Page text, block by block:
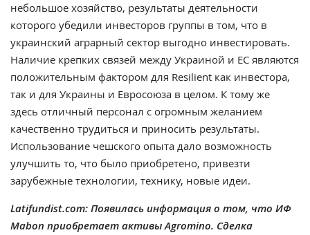
небольшое хозяйство, результаты деятельности
которого убедили инвесторов группы в том, что в
украинский аграрный сектор выгодно инвестировать.
Наличие крепких связей между Украиной и ЕС являются
положительным фактором для Resilient как инвестора,
так и для Украины и Евросоюза в целом. К тому же
здесь отличный персонал с огромным желанием
качественно трудиться и приносить результаты.
Использование чешского опыта дало возможность
улучшить то, что было приобретено, привезти
зарубежные технологии, технику, новые идеи.
Latifundist.com: Появилась информация о том, что ИФ
Mabon приобретает активы Agromino. Сделка